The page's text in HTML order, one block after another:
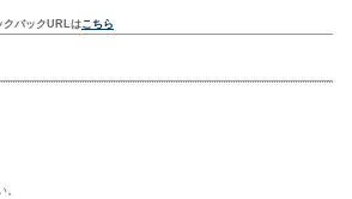
クバックURLはこちら